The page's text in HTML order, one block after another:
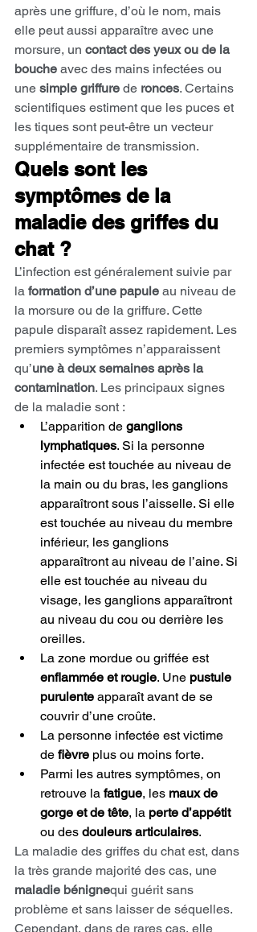
après une griffure, d’où le nom, mais
elle peut aussi apparaître avec une
morsure, un contact des yeux ou de la
bouche avec des mains infectées ou
une simple griffure de ronces. Certains
scientifiques estiment que les puces et
les tiques sont peut-être un vecteur
supplémentaire de transmission.
Quels sont les
symptômes de la
maladie des griffes du
chat ?
L’infection est généralement suivie par
la formation d’une papule au niveau de
la morsure ou de la griffure. Cette
papule disparaît assez rapidement. Les
premiers symptômes n’apparaissent
qu’une à deux semaines après la
contamination. Les principaux signes
de la maladie sont :
L’apparition de ganglions
lymphatiques. Si la personne
infectée est touchée au niveau de
la main ou du bras, les ganglions
apparaîtront sous l’aisselle. Si elle
est touchée au niveau du membre
inférieur, les ganglions
apparaîtront au niveau de l’aine. Si
elle est touchée au niveau du
visage, les ganglions apparaîtront
au niveau du cou ou derrière les
oreilles.
La zone mordue ou griffée est
enflammée et rougie. Une pustule
purulente apparaît avant de se
couvrir d’une croûte.
La personne infectée est victime
de fièvre plus ou moins forte.
Parmi les autres symptômes, on
retrouve la fatigue, les maux de
gorge et de tête, la perte d’appétit
ou des douleurs articulaires.
La maladie des griffes du chat est, dans
la très grande majorité des cas, une
maladie bénignequi guérit sans
problème et sans laisser de séquelles.
Cependant, dans de rares cas, elle